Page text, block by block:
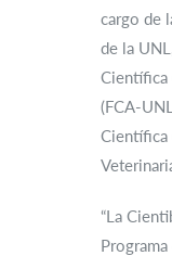
cargo de
de la
Científica
(FCA-
Científica
“La